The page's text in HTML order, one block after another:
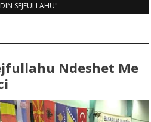
SEJFULLAHU"
Ndeshet Me